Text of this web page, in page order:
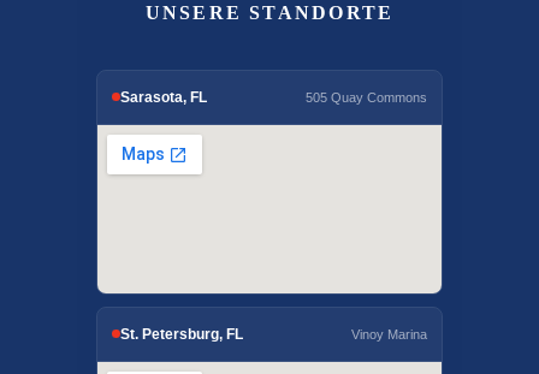
UNSERE STANDORTE
Sarasota, FL 505 Quay Commons
St. Petersburg, FL Vinoy Marina